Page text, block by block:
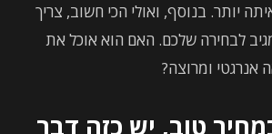
יותר. בנוסף, ואולי הכי חשוב, צריך
לבחירה שלכם. האם הוא אוכל את
אנרגטי ומרוצה?
טוב, יש כזה דבר